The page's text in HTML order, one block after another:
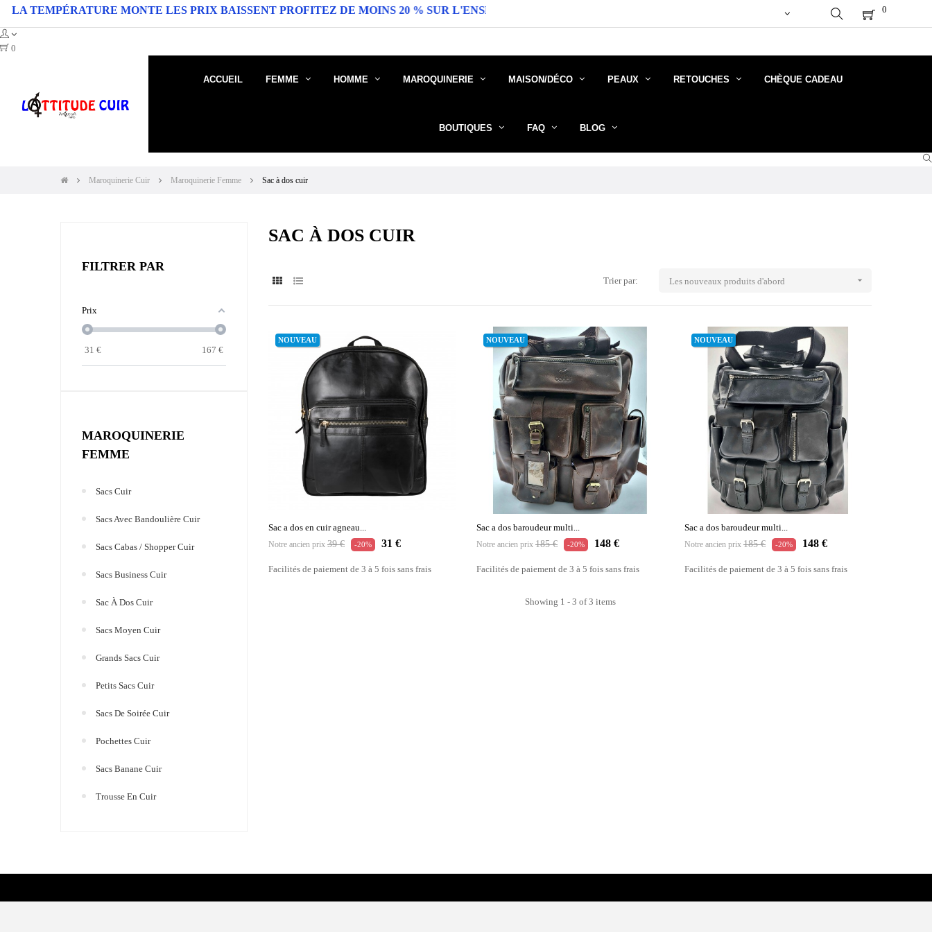
0
0
ACCUEIL FEMME HOMME MAROQUINERIE MAISON/DÉCO PEAUX RETOUCHES CHÈQUE CADEAU
BOUTIQUES FAQ BLOG
MONTE LES PRIX BAISSENT PROFITEZ DE MOINS 20 % SUR L'ENSEMBLE DU SITE ( DANS LA LIMITE DES STOCKS DISPONIBLES). FERMETURE DE
Maroquinerie Cuir Maroquinerie Femme Sac à dos cuir
FILTRER PAR
Prix
31 € 167 €
MAROQUINERIE
FEMME
Sacs Cuir
Sacs Avec Bandoulière Cuir
Sacs Cabas / Shopper Cuir
Sacs Business Cuir
Sac À Dos Cuir
Sacs Moyen Cuir
Grands Sacs Cuir
Petits Sacs Cuir
Sacs De Soirée Cuir
Pochettes Cuir
Sacs Banane Cuir
Trousse En Cuir
SAC À DOS CUIR
Trier par: Les nouveaux produits d'abord 
NOUVEAU
Sac a dos en cuir agneau...
Notre ancien prix Prix
39 € -20% Prix
31 €
Facilités de paiement de 3 à 5 fois sans frais
NOUVEAU
Sac a dos baroudeur multi...
Notre ancien prix Prix
185 € -20% Prix
148 €
Facilités de paiement de 3 à 5 fois sans frais
NOUVEAU
Sac a dos baroudeur multi...
Notre ancien prix Prix
185 € -20% Prix
148 €
Facilités de paiement de 3 à 5 fois sans frais
Showing 1 - 3 of 3 items